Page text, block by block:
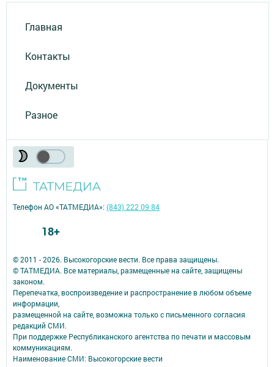
Главная
Контакты
Документы
Разное
© 2011 - 2026. Высокогорские вести. Все права защищены.
© ТАТМЕДИА. Все материалы, размещенные на сайте, защищены
законом.
Перепечатка, воспроизведение и распространение в любом объеме
информации,
размещенной на сайте, возможна только с письменного согласия
редакций СМИ.
При поддержке Республиканского агентства по печати и массовым
коммуникациям.
Наименование СМИ: Высокогорские вести
Телефон АО «ТАТМЕДИА»:(843) 222 09 84
18+